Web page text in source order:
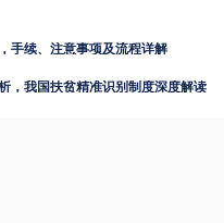
手续、注意事项及流程详解
，我国扶贫精准识别制度深度解读